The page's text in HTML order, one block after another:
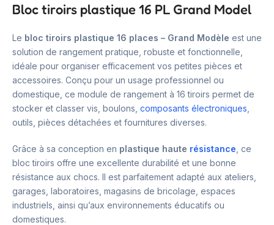
Bloc tiroirs plastique 16 PL Grand Model
Le bloc tiroirs plastique 16 places – Grand Modèle est une
solution de rangement pratique, robuste et fonctionnelle,
idéale pour organiser efficacement vos petites pièces et
accessoires. Conçu pour un usage professionnel ou
domestique, ce module de rangement à 16 tiroirs permet de
stocker et classer vis, boulons, composants électroniques
outils, pièces détachées et fournitures diverses.
Grâce à sa conception en plastique haute résistance , ce
bloc tiroirs offre une excellente durabilité et une bonne
résistance aux chocs. Il est parfaitement adapté aux ateliers,
garages, laboratoires, magasins de bricolage, espaces
industriels, ainsi qu’aux environnements éducatifs ou
domestiques.